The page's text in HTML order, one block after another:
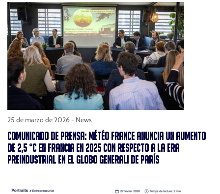
25 de marzo de 2026 - News
COMUNICADO DE PRENSA: MÉTÉO FRANCE ANUNCIA UN AUMENTO
DE 2,5 °C EN FRANCIA EN 2025 CON RESPECTO A LA ERA
PREINDUSTRIAL EN EL GLOBO GENERALI DE PARÍS